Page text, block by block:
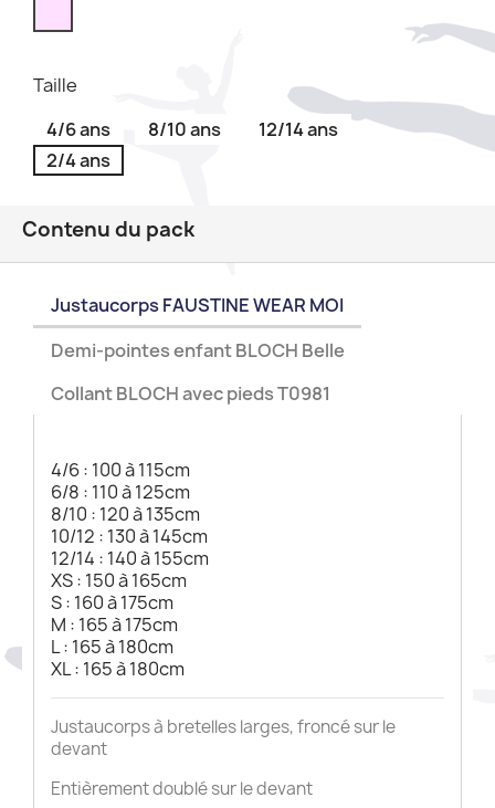
Taille
4/6 ans
8/10 ans
12/14 ans
2/4 ans
Contenu du pack
Justaucorps FAUSTINE WEAR MOI
Demi-pointes enfant BLOCH Belle
Collant BLOCH avec pieds T0981
4/6 : 100 à 115cm
6/8 : 110 à 125cm
8/10 : 120 à 135cm
10/12 : 130 à 145cm
12/14 : 140 à 155cm
XS : 150 à 165cm
S : 160 à 175cm
M : 165 à 175cm
L : 165 à 180cm
XL : 165 à 180cm
Justaucorps à bretelles larges, froncé sur le
devant
Entièrement doublé sur le devant